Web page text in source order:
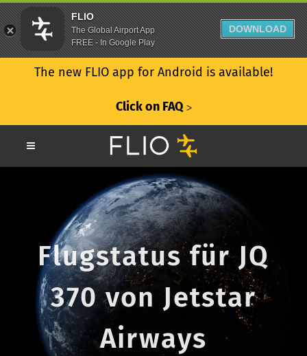
The new FLIO app for Android is available!
Click on FAQ ᐳ
Flugstatus für JQ
370 von Jetstar
Airways
FLIO
The Global Airport App
FREE - In Google Play
DOWNLOAD